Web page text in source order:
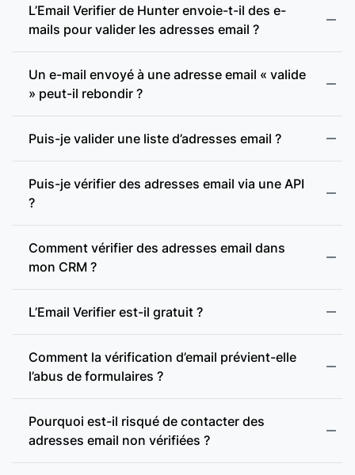
Adresse incohérente :
Adresse jetable :
Adresse webmail :
Présence d’un serveur SMTP :
Vérification SMTP :
L’Email Verifier de Hunter envoie-t-il des e-
mails pour valider les adresses email ?
Un e-mail envoyé à une adresse email « valide
» peut-il rebondir ?
Puis-je valider une liste d’adresses email ?
Puis-je vérifier des adresses email via une API
?
Comment vérifier des adresses email dans
mon CRM ?
L’Email Verifier est-il gratuit ?
Comment la vérification d’email prévient-elle
l’abus de formulaires ?
Pourquoi est-il risqué de contacter des
adresses email non vérifiées ?